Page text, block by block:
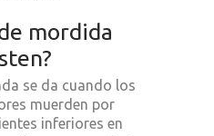
mordida
se da cuando los
muerden por
inferiores en